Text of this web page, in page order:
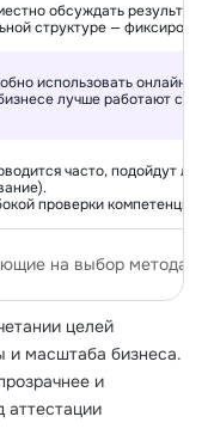
на выбор метода
обсуждать
структуре —
использовать онлайн-
лучше работают
часто, подойдут
проверки
целей
и масштаба бизнеса.
и